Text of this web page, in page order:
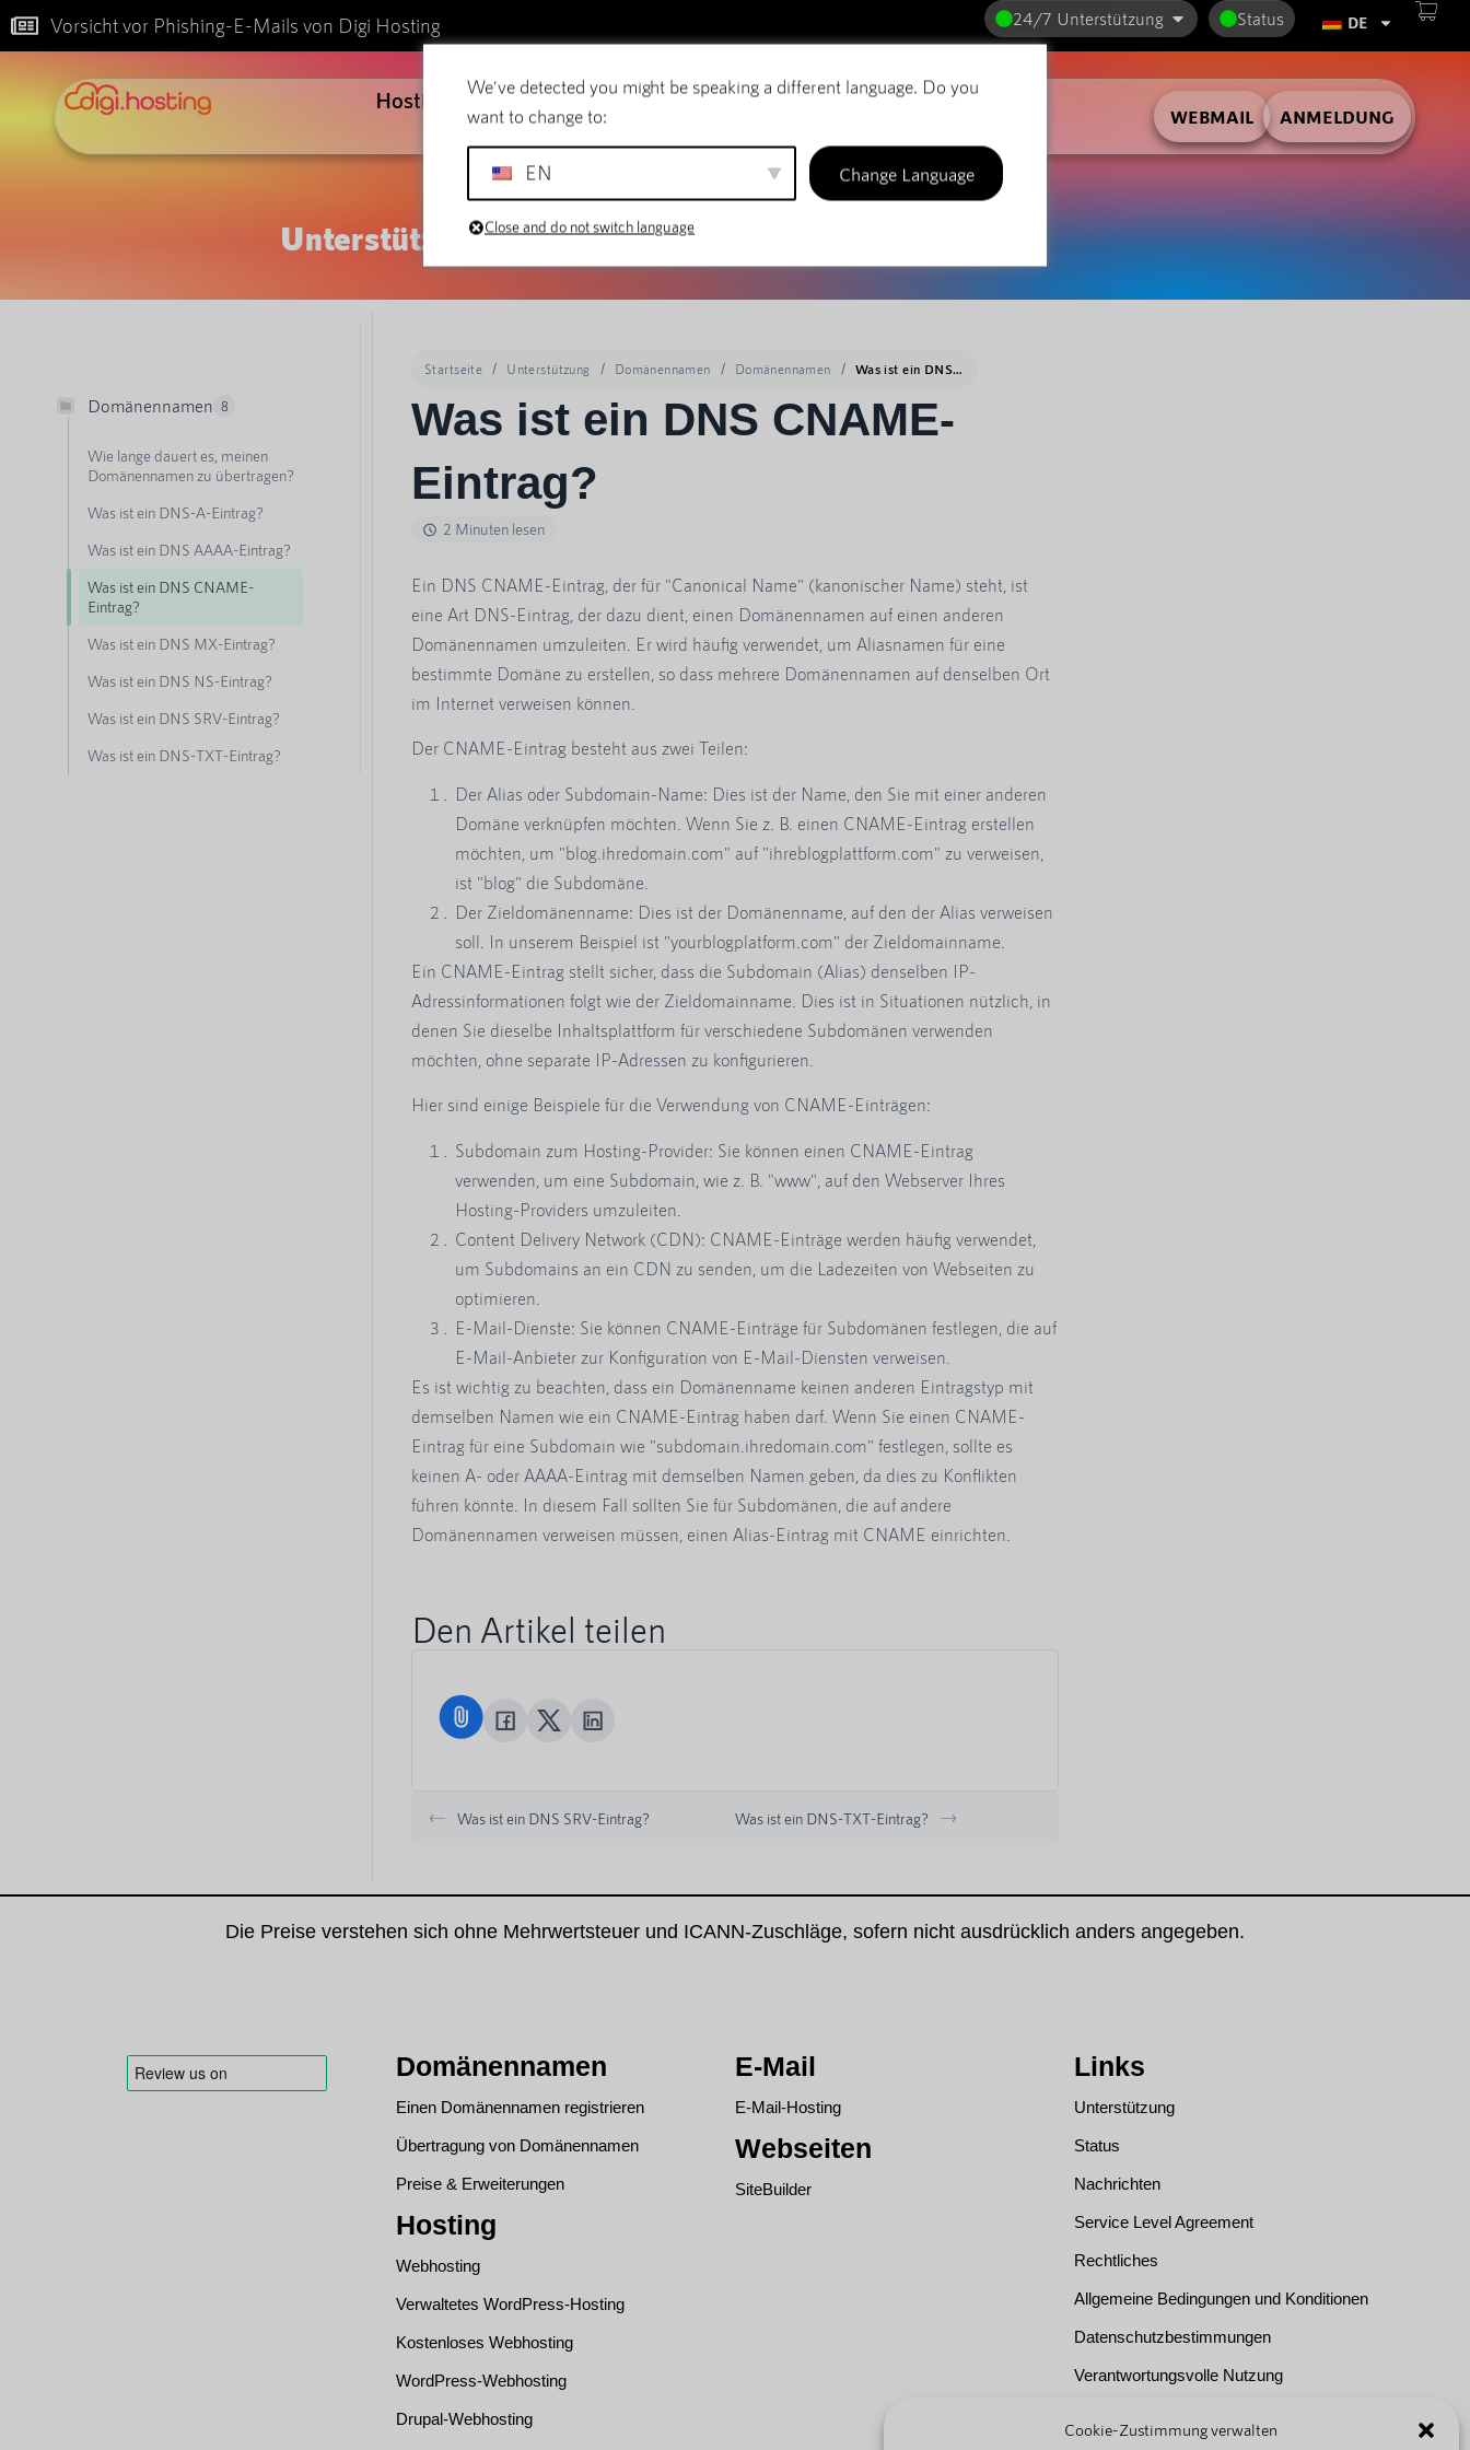
Cookie-Zustimmung verwalten
Vorsicht vor Phishing-E-Mails von Digi Hosting 24/7 Unterstützung Status DE
Hosting E-Mail Domänennamen SiteBuilder
WEBMAIL ANMELDUNG
Unterstützung
Domänennamen 8
Wie lange dauert es, meinen
Domänennamen zu übertragen?
Was ist ein DNS-A-Eintrag?
Was ist ein DNS AAAA-Eintrag?
Was ist ein DNS CNAME-
Eintrag?
Was ist ein DNS MX-Eintrag?
Was ist ein DNS NS-Eintrag?
Was ist ein DNS SRV-Eintrag?
Was ist ein DNS-TXT-Eintrag?
Startseite Unterstützung Domänennamen Domänennamen Was ist ein DNS CNAME-Eintrag?
Was ist ein DNS CNAME-
Eintrag?
2 Minuten lesen
Ein DNS CNAME-Eintrag, der für "Canonical Name" (kanonischer Name) steht, ist
eine Art DNS-Eintrag, der dazu dient, einen Domänennamen auf einen anderen
Domänennamen umzuleiten. Er wird häufig verwendet, um Aliasnamen für eine
bestimmte Domäne zu erstellen, so dass mehrere Domänennamen auf denselben Ort
im Internet verweisen können.
Der CNAME-Eintrag besteht aus zwei Teilen:
Der Alias oder Subdomain-Name: Dies ist der Name, den Sie mit einer anderen
Domäne verknüpfen möchten. Wenn Sie z. B. einen CNAME-Eintrag erstellen
möchten, um "blog.ihredomain.com" auf "ihreblogplattform.com" zu verweisen,
ist "blog" die Subdomäne.
Der Zieldomänenname: Dies ist der Domänenname, auf den der Alias verweisen
soll. In unserem Beispiel ist "yourblogplatform.com" der Zieldomainname.
Ein CNAME-Eintrag stellt sicher, dass die Subdomain (Alias) denselben IP-
Adressinformationen folgt wie der Zieldomainname. Dies ist in Situationen nützlich, in
denen Sie dieselbe Inhaltsplattform für verschiedene Subdomänen verwenden
möchten, ohne separate IP-Adressen zu konfigurieren.
Hier sind einige Beispiele für die Verwendung von CNAME-Einträgen:
Subdomain zum Hosting-Provider: Sie können einen CNAME-Eintrag
verwenden, um eine Subdomain, wie z. B. "www", auf den Webserver Ihres
Hosting-Providers umzuleiten.
Content Delivery Network (CDN): CNAME-Einträge werden häufig verwendet,
um Subdomains an ein CDN zu senden, um die Ladezeiten von Webseiten zu
optimieren.
E-Mail-Dienste: Sie können CNAME-Einträge für Subdomänen festlegen, die auf
E-Mail-Anbieter zur Konfiguration von E-Mail-Diensten verweisen.
Es ist wichtig zu beachten, dass ein Domänenname keinen anderen Eintragstyp mit
demselben Namen wie ein CNAME-Eintrag haben darf. Wenn Sie einen CNAME-
Eintrag für eine Subdomain wie "subdomain.ihredomain.com" festlegen, sollte es
keinen A- oder AAAA-Eintrag mit demselben Namen geben, da dies zu Konflikten
führen könnte. In diesem Fall sollten Sie für Subdomänen, die auf andere
Domänennamen verweisen müssen, einen Alias-Eintrag mit CNAME einrichten.
Den Artikel teilen
Was ist ein DNS SRV-Eintrag? Was ist ein DNS-TXT-Eintrag?
Die Preise verstehen sich ohne Mehrwertsteuer und ICANN-Zuschläge, sofern nicht ausdrücklich anders angegeben.
Domänennamen
Einen Domänennamen registrieren
Übertragung von Domänennamen
Preise & Erweiterungen
Hosting
Webhosting
Verwaltetes WordPress-Hosting
Kostenloses Webhosting
WordPress-Webhosting
Drupal-Webhosting
E-Mail
E-Mail-Hosting
Webseiten
SiteBuilder
Links
Unterstützung
Status
Nachrichten
Service Level Agreement
Rechtliches
Allgemeine Bedingungen und Konditionen
Datenschutzbestimmungen
Verantwortungsvolle Nutzung
We've detected you might be speaking a different language. Do you
want to change to:
EN Change Language
Close and do not switch language